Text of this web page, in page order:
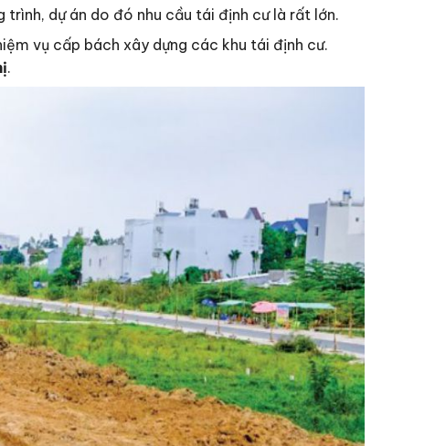
dự án do đó nhu cầu tái định cư là rất lớn.
vụ cấp bách xây dựng các khu tái định cư.
.